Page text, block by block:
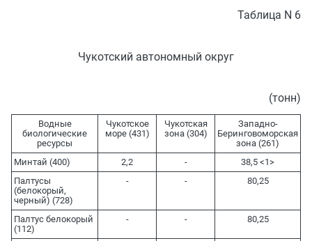
Таблица N 6
Чукотский автономный округ
(тонн)
Водные
биологические
ресурсы
Чукотское
море (431)
Чукотская
зона (304)
Западно-
Беринговоморская
зона (261)
Минтай (400)
2,2 -
38,5 <1>
Палтусы
(белокорый,
черный) (728)
- - 80,25
Палтус белокорый
(112)
- - 80,25